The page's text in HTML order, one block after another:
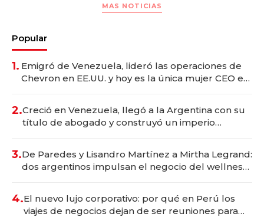
MAS NOTICIAS
Popular
1. Emigró de Venezuela, lideró las operaciones de
Chevron en EE.UU. y hoy es la única mujer CEO en
2.Creció en Venezuela, llegó a la Argentina con su
título de abogado y construyó un imperio
3.De Paredes y Lisandro Martínez a Mirtha Legrand:
dos argentinos impulsan el negocio del wellness
4.El nuevo lujo corporativo: por qué en Perú los
viajes de negocios dejan de ser reuniones para